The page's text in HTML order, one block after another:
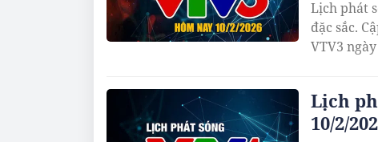
Lịch phát
đặc sắc.
VTV3
Lịch
10/2/